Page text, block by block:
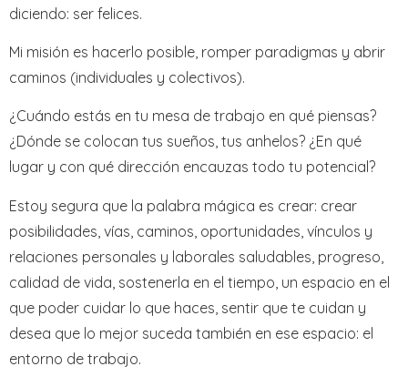
diciendo: ser felices.
Mi misión es hacerlo posible, romper paradigmas y abrir
caminos (individuales y colectivos).
¿Cuándo estás en tu mesa de trabajo en qué piensas?
¿Dónde se colocan tus sueños, tus anhelos? ¿En qué
lugar y con qué dirección encauzas todo tu potencial?
Estoy segura que la palabra mágica es crear: crear
posibilidades, vías, caminos, oportunidades, vínculos y
relaciones personales y laborales saludables, progreso,
calidad de vida, sostenerla en el tiempo, un espacio en el
que poder cuidar lo que haces, sentir que te cuidan y
desea que lo mejor suceda también en ese espacio: el
entorno de trabajo.